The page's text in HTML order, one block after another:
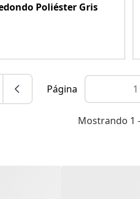
Poliéster Gris
Página
Mostrando 1